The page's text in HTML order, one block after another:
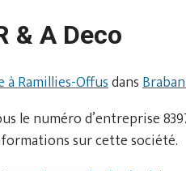
& A Deco
Ramillies-Offusdans
le numéro d’entreprise
sur cette société.